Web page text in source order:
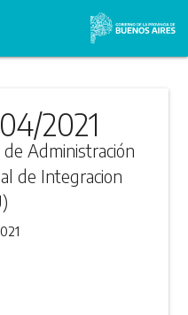
2021
Administración
de Integracion